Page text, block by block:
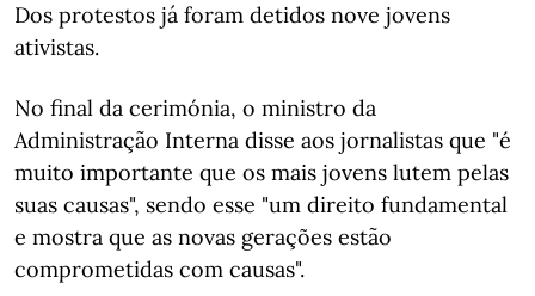
Dos protestos já foram detidos nove jovens
ativistas.
No final da cerimónia, o ministro da
Administração Interna disse aos jornalistas que "é
muito importante que os mais jovens lutem pelas
suas causas", sendo esse "um direito fundamental
e mostra que as novas gerações estão
comprometidas com causas".